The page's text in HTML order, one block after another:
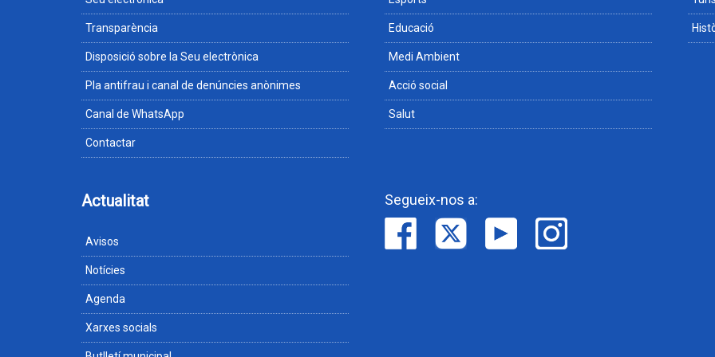
Transparència
Disposició sobre la Seu electrònica
Pla antifrau i canal de denúncies anònimes
Canal de WhatsApp
Contactar
Educació
Medi Ambient
Acció social
Salut
Actualitat
Avisos
Notícies
Agenda
Xarxes socials
Segueix-nos a: